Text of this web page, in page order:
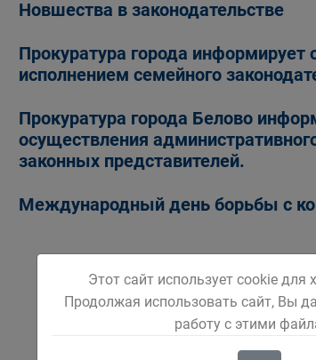
Новшества в законодательстве
Прокуратура города информирует
исполнением семейного
Прокуратура города Белово
осуществления
законных представителей.
Международный день борьбы с
1
Этот сайт использует cookie для
Продолжая использовать сайт, Вы
работу с этими